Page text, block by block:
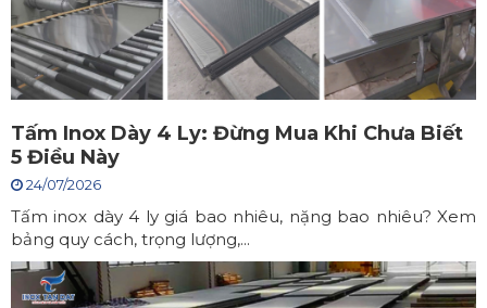
Tấm Inox Dày 4 Ly: Đừng Mua Khi Chưa Biết
5 Điều Này
24/07/2026
Tấm inox dày 4 ly giá bao nhiêu, nặng bao nhiêu? Xem
bảng quy cách, trọng lượng,...